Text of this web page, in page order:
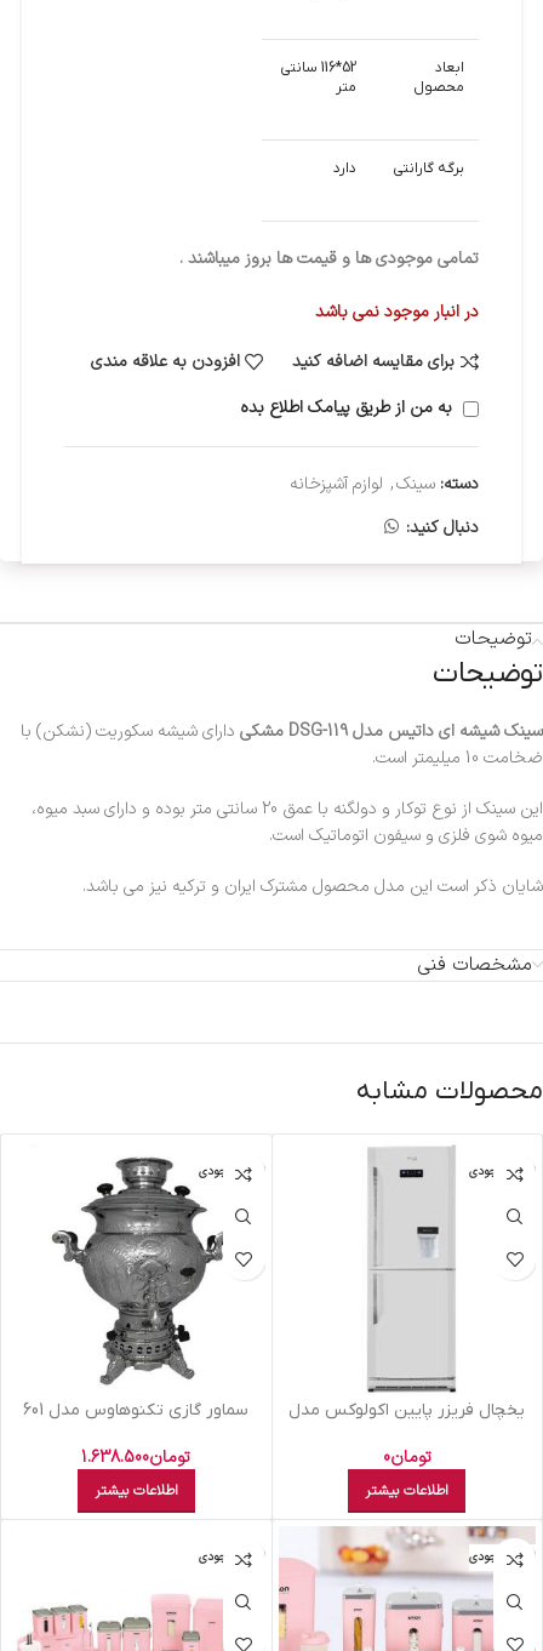
ابعاد
محصول
52*116 سانتی
متر
برگه گارانتی دارد
تمامی موجودی ها و قیمت ها بروز میباشند .
در انبار موجود نمی باشد
برای مقایسه اضافه کنید
افزودن به علاقه مندی
به من از طریق پیامک اطلاع بده
دسته: سینک, لوازم آشپزخانه
دنبال کنید:
توضیحات
توضیحات
سینک شیشه ای داتیس مدل DSG-119 مشکی
دارای شیشه سکوریت (نشکن) با
ضخامت 10 میلیمتر است.
این سینک از نوع توکار و دولگنه با عمق 20 سانتی متر بوده و دارای سبد میوه،
میوه شوی فلزی و سیفون اتوماتیک است.
شایان ذکر است این مدل محصول مشترک ایران و ترکیه نیز می باشد.
مشخصات فنی
محصولات مشابه
اتمام موجودی
يخچال فريزر پايين اکولوکس مدل
تومان0
اطلاعات بیشتر
اتمام موجودی
سماور گازي تکنوهاوس مدل 601
تومان1.638.500
اطلاعات بیشتر
اتمام موجودی اتمام موجودی